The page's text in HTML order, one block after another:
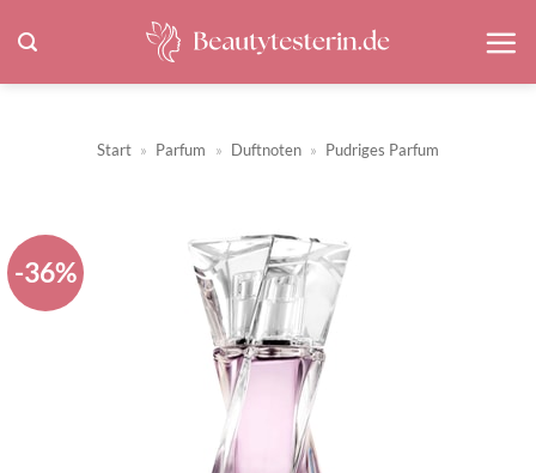
Inhalt
springen
Start » Parfum » Duftnoten » Pudriges Parfum
-36%